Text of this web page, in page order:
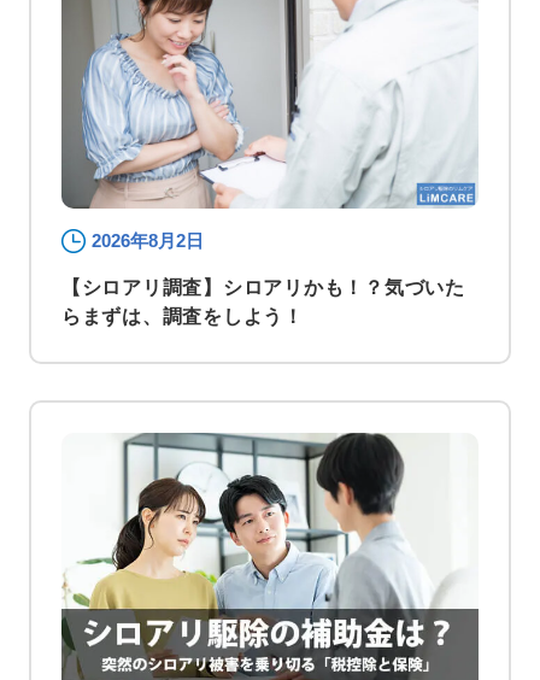
2026年8月2日
【シロアリ調査】シロアリかも！？気づいた
らまずは、調査をしよう！